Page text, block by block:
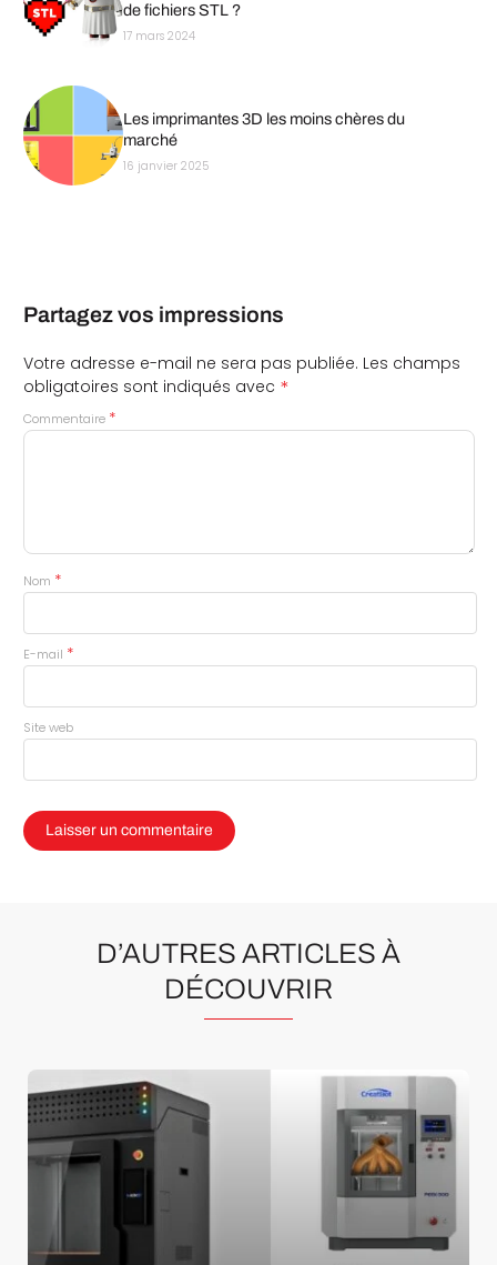
de fichiers STL ?
17 mars 2024
Les imprimantes 3D les moins chères du
marché
16 janvier 2025
Partagez vos impressions
Votre adresse e-mail ne sera pas publiée. Les champs
obligatoires sont indiqués avec *
Commentaire *
Nom *
E-mail *
Site web
D’AUTRES ARTICLES À
DÉCOUVRIR